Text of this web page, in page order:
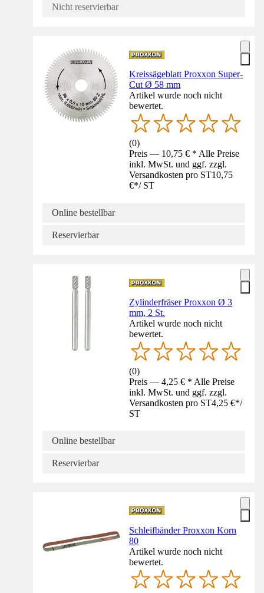
Nicht reservierbar
Kreissägeblatt Proxxon Super-
Cut Ø 58 mm
Artikel wurde noch nicht
bewertet.
(0)
Preis — 10,75 € * Alle Preise
inkl. MwSt. und ggf. zzgl.
Versandkosten pro ST10,75
€*/ ST
Online bestellbar
Reservierbar
Zylinderfräser Proxxon Ø 3
mm, 2 St.
Artikel wurde noch nicht
bewertet.
(0)
Preis — 4,25 € * Alle Preise
inkl. MwSt. und ggf. zzgl.
Versandkosten pro ST4,25 €*/
ST
Online bestellbar
Reservierbar
Schleifbänder Proxxon Korn
80
Artikel wurde noch nicht
bewertet.